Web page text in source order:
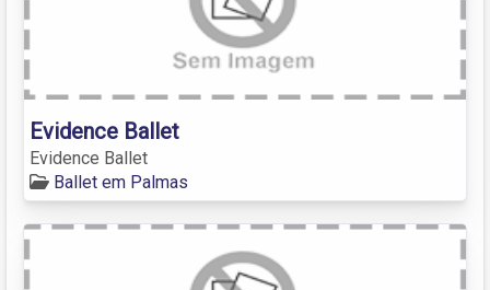
Evidence Ballet
Evidence Ballet
Ballet em Palmas